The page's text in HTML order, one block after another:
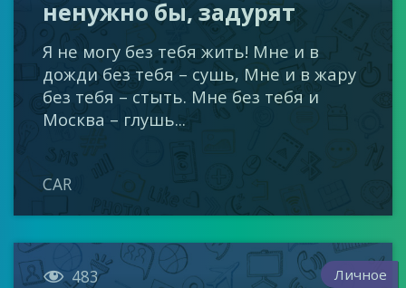
ненужно бы, задурят
Я не могу без тебя жить! Мне и в
дожди без тебя – сушь, Мне и в жару
без тебя – стыть. Мне без тебя и
Москва – глушь...
CAR
 483 Личное